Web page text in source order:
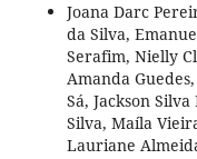
Joana Darc
da Silva,
Serafim, Nielly
Amanda
Sá, Jackson
Silva, Maíla
Lauriane